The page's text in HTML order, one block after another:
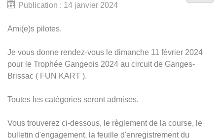
Publication : 14 janvier 2024
Ami(e)s pilotes,
Je vous donne rendez-vous le dimanche 11 février 2024
pour le Trophée Gangeois 2024 au circuit de Ganges-
Brissac ( FUN KART ).
Toutes les catégories seront admises.
Vous trouverez ci-dessous, le règlement de la course, le
bulletin d'engagement, la feuille d'enregistrement du